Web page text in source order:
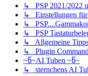
↳ PSP 2021/2022
↳ Einstellungen für
↳
↳ PSP
↳ Allgemeine
↳ Plugin
~წ~AI Tuben ~წ~
↳ sternchens AI